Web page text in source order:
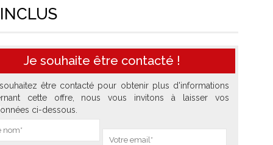
Je souhaite être contacté !
être contacté pour obtenir plus d'informations
cette offre, nous vous invitons à laisser vos
ci-dessous.